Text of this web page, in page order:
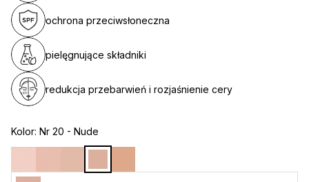
ochrona przeciwsłoneczna
pielęgnujące składniki
redukcja przebarwień i rozjaśnienie cery
Kolor: Nr 20 - Nude